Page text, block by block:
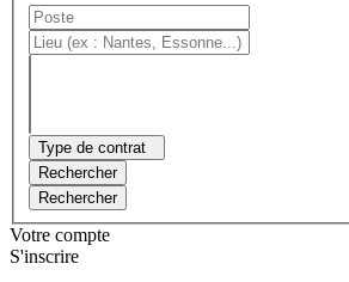
Type de contrat
Rechercher
Rechercher
Votre compte
S'inscrire